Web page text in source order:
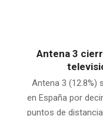
Antena 3
Antena 3 (12.8%)
en España por
puntos de